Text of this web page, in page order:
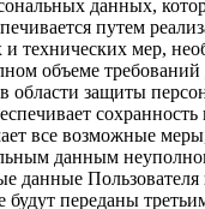
данных,
путем
технических мер,
объеме
в области защиты
все возможные
данным
данные
будут переданы